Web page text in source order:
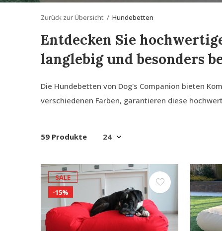
Zurück zur Übersicht Hundebetten
Entdecken Sie
langlebig und besonders
Die Hundebetten von Dog's Companion bieten
verschiedenen Farben, garantieren diese
59 Produkte
SALE
-15%